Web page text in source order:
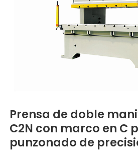
Prensa de doble
C2N con marco en C
punzonado de